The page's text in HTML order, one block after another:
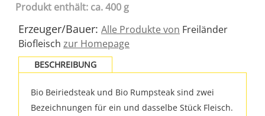
Produkt enthält: ca. 400 g
Erzeuger/Bauer: Alle Produkte von Freiländer
Biofleisch zur Homepage
BESCHREIBUNG
Bio Beiriedsteak und Bio Rumpsteak sind zwei
Bezeichnungen für ein und dasselbe Stück Fleisch.